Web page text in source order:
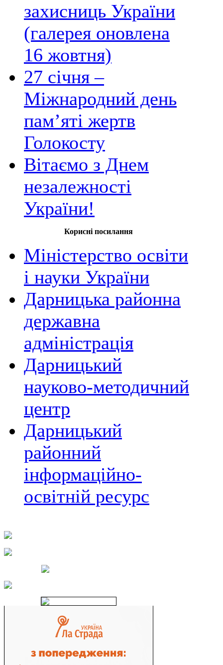
захисниць України
(галерея оновлена
16 жовтня)
27 січня –
Міжнародний день
пам’яті жертв
Голокосту
Вітаємо з Днем
незалежності
України!
Корисні посилання
Міністерство освіти
і науки України
Дарницька районна
державна
адміністрація
Дарницький
науково-методичний
центр
Дарницький
районний
інформаційно-
освітній ресурс